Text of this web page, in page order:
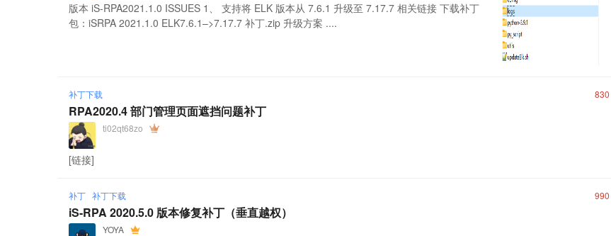
版本 iS-RPA2021.1.0 ISSUES 1、 支持将 ELK 版本从 7.6.1 升级至 7.17.7 相关链接 下载补丁
包：iSRPA 2021.1.0 ELK7.6.1–>7.17.7 补丁.zip 升级方案 ....
补丁下载 830
RPA2020.4 部门管理页面遮挡问题补丁
ti02qt68zo
[链接]
补丁 补丁下载 990
iS-RPA 2020.5.0 版本修复补丁（垂直越权）
YOYA